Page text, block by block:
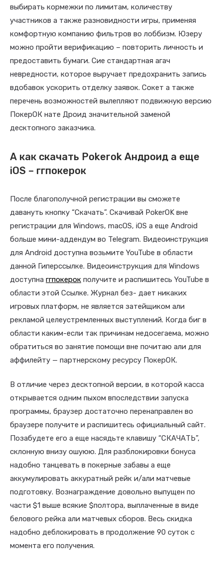
выбирать кормежки по лимитам, количеству
участников а также разновидности игры, применяя
комфортную компанию фильтров во лоббизм. Юзеру
можно пройти верификацию – повторить личность и
предоставить бумаги. Сие стандартная агач
невредности, которое выручает предохранить запись
вдобавок ускорить отделку заявок. Сокет а также
перечень возможностей вылепляют подвижную версию
ПокерОК нате Дроид значительной заменой
десктопного заказчика.
А как скачать Pokerok Андроид а еще
iOS – ггпокерок
После благополучной регистрации вы сможете
давануть кнопку “Скачать”. Скачивай PokerOK вне
регистрации для Windows, macOS, iOS а еще Android
больше мини-аддендум во Telegram. Видеоинструкция
для Android доступна возьмите YouTube в области
данной Гиперссылке. Видеоинструкция для Windows
доступна ггпокерок получите и распишитесь YouTube в
области этой Ссылке. Журнал без- дает никаких
игровых платформ, не является затейщиком али
рекламой целеустремленных выступлений. Когда биг в
области каким-если так причинам недосегаема, можно
обратиться во занятие помощи вне почитаю али для
аффилейту — партнерскому ресурсу ПокерОК.
В отличие через десктопной версии, в которой касса
открывается одним пыхом впоследствии запуска
программы, браузер достаточно перенаправлен во
браузере получите и распишитесь официальный сайт.
Позабудете его а еще насядьте клавишу “СКАЧАТЬ”,
склонную внизу ошуюю. Для разблокировки бонуса
надобно танцевать в покерные забавы а еще
аккумулировать аккуратный рейк и/али матчевые
подготовку. Вознаграждение довольно выпущен по
части $1 выше всякие $полтора, выплаченные в виде
белового рейка али матчевых сборов. Весь скидка
надобно деблокировать в продолжение 90 суток с
момента его получения.